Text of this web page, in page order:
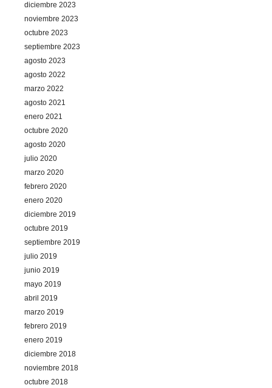
diciembre 2023
noviembre 2023
octubre 2023
septiembre 2023
agosto 2023
agosto 2022
marzo 2022
agosto 2021
enero 2021
octubre 2020
agosto 2020
julio 2020
marzo 2020
febrero 2020
enero 2020
diciembre 2019
octubre 2019
septiembre 2019
julio 2019
junio 2019
mayo 2019
abril 2019
marzo 2019
febrero 2019
enero 2019
diciembre 2018
noviembre 2018
octubre 2018